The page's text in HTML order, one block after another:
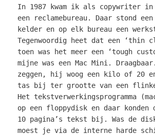
In 1987 kwam ik als copywriter
een reclamebureau. Daar stond
kelder en op elk bureau een
Tegenwoordig heet dat een ‘thin
toen was het meer een ‘tough
mijne was een Mac Mini.
zeggen, hij woog een kilo of 20
tas bij ter grootte van een
Het tekstverwerkingsprogramma
op een floppydisk en daar konden
10 pagina’s tekst bij. Was de
moest je via de interne harde